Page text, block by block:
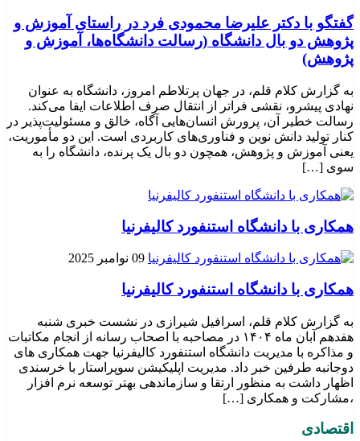
گفتگو با دکتر علیرضا محمودی فرد در راستای آموزش و
پژوهش دو بال دانشگاه (رسالت دانشگاه‌ها، آموزش و
پژوهش)
به گزارش کلام قلم، در جهان پرتلاطم امروز، دانشگاه به عنوان
نهادی پیشرو، نقشی فراتر از انتقال صرف اطلاعات ایفا می‌کند.
رسالت خطیر آن، پرورش انسان‌هایی آگاه، خالق و مسئولیت‌پذیر در
کنار تولید دانش نوین و فناوری‌های کاربردی است. این دو مأموریت،
یعنی آموزش و پژوهش، همچون دو بال یک پرنده، دانشگاه را به
سوی […]
همکاری با دانشگاه استنفورد کالیفرنیا
09 نوامبر 2025
همکاری با دانشگاه استنفورد کالیفرنیا
به گزارش کلام قلم، اسرافیل شیرازی در نشست خبری شنبه
هفدهم آبان ماه ۱۴۰۴ در مصاحبه با اصحاب رسانه از انجام مکاتبات
و مذاکره با مدیریت دانشگاه استنفورد کالیفرنیا جهت همکاری های
دوجانبه طرفین خبر داد. مدیریت اپلیکیشن سوپراستار با خرسندی
اظهار داشت به منظور ارتقا و سازماندهی بهتر توسعه نرم افزار
،مشارکت و همکاری […]
اقتصادی